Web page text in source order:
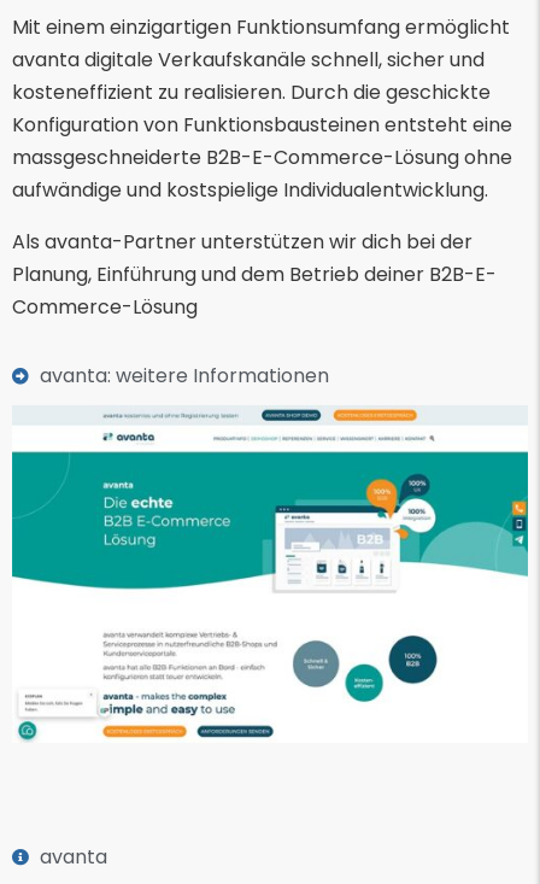
Mit einem einzigartigen Funktionsumfang ermöglicht
avanta digitale Verkaufskanäle schnell, sicher und
kosteneffizient zu realisieren. Durch die geschickte
Konfiguration von Funktionsbausteinen entsteht eine
massgeschneiderte B2B-E-Commerce-Lösung ohne
aufwändige und kostspielige Individualentwicklung.
Als avanta-Partner unterstützen wir dich bei der
Planung, Einführung und dem Betrieb deiner B2B-E-
Commerce-Lösung
avanta: weitere Informationen
avanta